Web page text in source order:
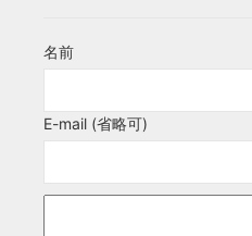
名前
E-mail (省略可)